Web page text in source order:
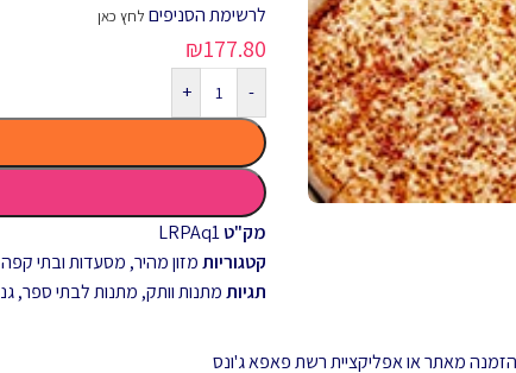
לרשימת הסניפים לחץ כאן
₪177.80
-
+
מק"טLRPAq1
קטגוריותמזון מהיר, מסעדות ובתי קפה
תגיותמתנות וותק, מתנות לבתי ספר,